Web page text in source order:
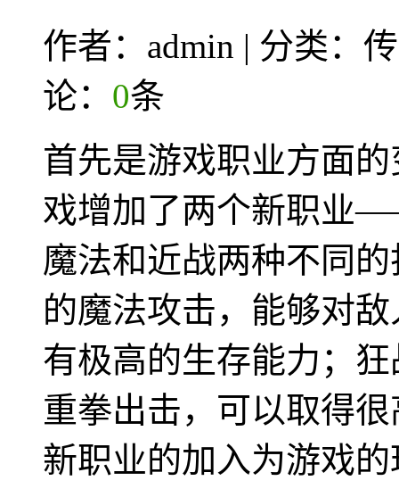
作者：admin | 分类：
论： 0条
首先是游戏职业方面
戏增加了两个新职业
魔法和近战两种不同
的魔法攻击，能够对
有极高的生存能力；
重拳出击，可以取得
新职业的加入为游戏